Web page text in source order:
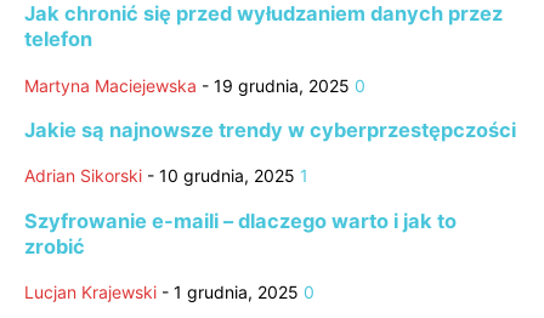
Jak chronić się przed wyłudzaniem danych przez
telefon
Martyna Maciejewska - 19 grudnia, 2025 0
Jakie są najnowsze trendy w cyberprzestępczości
Adrian Sikorski - 10 grudnia, 2025 1
Szyfrowanie e-maili – dlaczego warto i jak to
zrobić
Lucjan Krajewski - 1 grudnia, 2025 0